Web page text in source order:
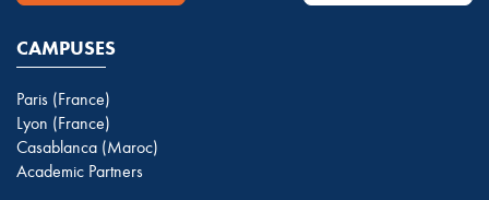
CAMPUSES
Paris (France)
Lyon (France)
Casablanca (Maroc)
Academic Partners